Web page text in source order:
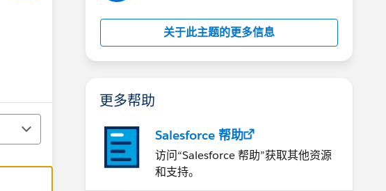
关于此主题的更多信息
更多帮助
Salesforce 帮助
访问“Salesforce 帮助”获取其他资源
和支持。